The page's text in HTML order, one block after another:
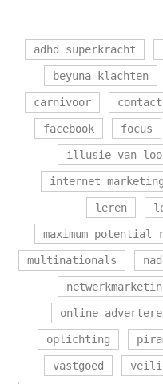
adhd superkracht
beyuna klachten
carnivoor
facebook focus
illusie van
internet marketing
leren
maximum potential
multinationals
online
oplichting
vastgoed